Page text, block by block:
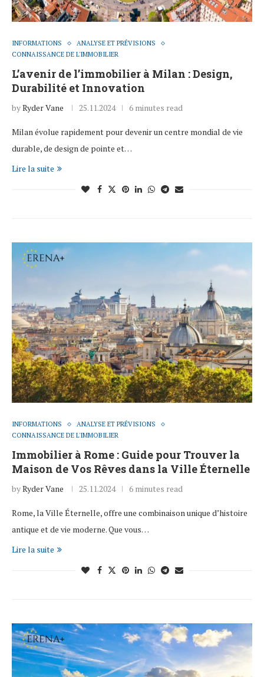
INFORMATIONS
ANALYSE ET PRÉVISIONS
CONNAISSANCE DE L'IMMOBILIER
L’avenir de l’immobilier à Milan : Design,
Durabilité et Innovation
byRyder Vane 25.11.2024 6 minutes read
Milan évolue rapidement pour devenir un centre mondial de vie
durable, de design de pointe et…
Lire la suite
INFORMATIONS
ANALYSE ET PRÉVISIONS
CONNAISSANCE DE L'IMMOBILIER
Immobilier à Rome : Guide pour Trouver la
Maison de Vos Rêves dans la Ville Éternelle
byRyder Vane 25.11.2024 6 minutes read
Rome, la Ville Éternelle, offre une combinaison unique d’histoire
antique et de vie moderne. Que vous…
Lire la suite